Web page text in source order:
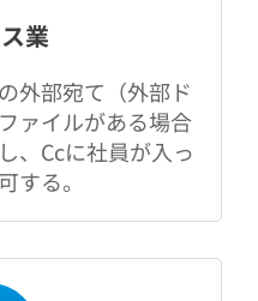
業
外部宛て（外部ド
ァイルがある場合
、Ccに社員が入っ
する。